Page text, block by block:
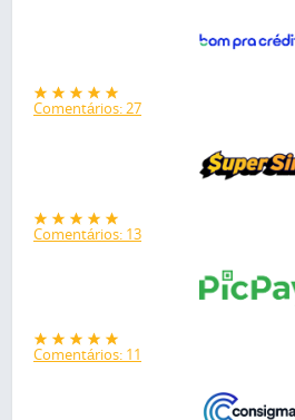
Comentários: 27
Comentários: 13
Comentários: 11